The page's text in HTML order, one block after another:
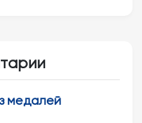
медалей